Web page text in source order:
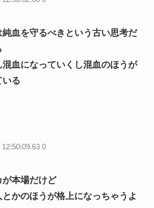
純血を守るべきという古い思考だ
混血になっていくし混血のほうが
いる
0
本場だけど
かのほうが格上になっちゃうよ